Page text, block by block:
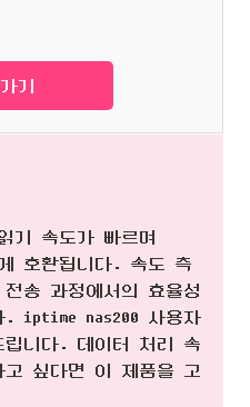
기
기 속도가 빠르며
호환됩니다. 속도 측
송 과정에서의 효율성
. iptime nas200 사용자
립니다. 데이터 처리 속
고 싶다면 이 제품을 고